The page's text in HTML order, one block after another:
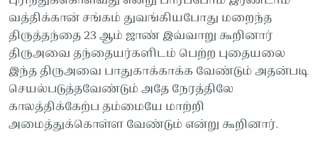
வத்திக்கான்சங்கம் துவங்கியபோது மறைந்த
திருத்தந்தை23ஆம்ஜாண்இவ்வாறுகூறினார்
திருஅவைதந்தையர்களிடம் பெற்ற புதையலை
இந்ததிருஅவை பாதுகாக்காக்க வேண்டும்அதன்படி
செயல்படுத்தவேண்டும்அதே நேரத்திலே
காலத்திக்கேற்பதம்மையே மாற்றி
அமைத்துக்கொள்ள வேண்டும்என்றுகூறினார்.